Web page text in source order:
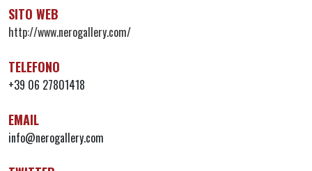
SITO WEB
http://www.nerogallery.com/
TELEFONO
+39 06 27801418
EMAIL
info@nerogallery.com